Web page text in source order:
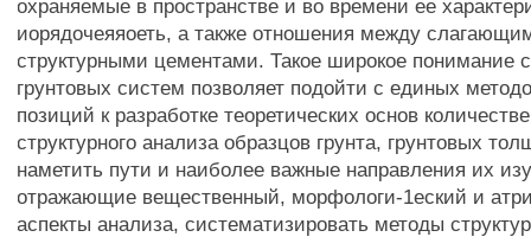
охраняемые в пространстве и во времени ее
иорядочеяяоеть, а также отношения между
структурными цементами. Такое широкое понимание
грунтовых систем позволяет подойти с единых
позиций к разработке теоретических основ
структурного анализа образцов грунта, грунтовых
наметить пути и наиболее важные направления их
отражающие вещественный, морфологи-1еский и
аспекты анализа, систематизировать методы